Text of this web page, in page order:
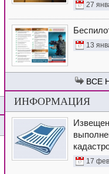
27
13
ИНФОРМАЦИЯ
17